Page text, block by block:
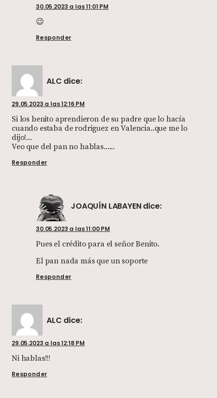
30.05.2023 a las 11:01 PM
😉
Responder
ALC dice:
29.05.2023 a las 12:16 PM
Si los benito aprendieron de su padre que lo hacía
cuando estaba de rodriguez en Valencia..que me lo
dijo!...
Veo que del pan no hablas......
Responder
JOAQUÍN LABAYENdice:
30.05.2023 a las 11:00 PM
Pues el crédito para el señor Benito.
El pan nada más que un soporte
Responder
ALC dice:
29.05.2023 a las 12:18 PM
Ni hablas!!!
Responder